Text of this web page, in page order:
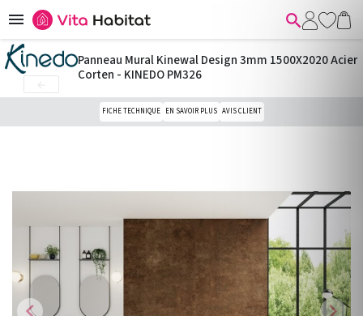
 
Panneau Mural Kinewal Design 3mm 1500X2020 Acier
Corten - KINEDO PM326
FICHE TECHNIQUE EN SAVOIR PLUS AVIS CLIENT